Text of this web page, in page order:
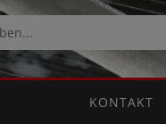
KONTAKT